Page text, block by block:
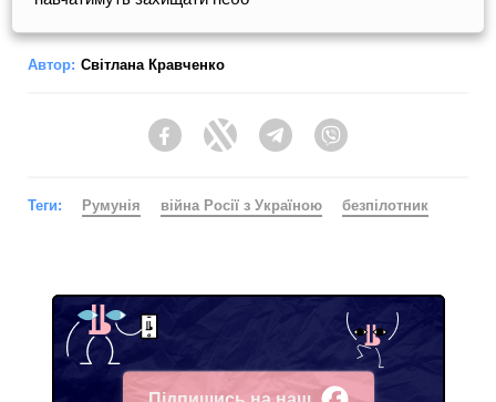
Автор: Світлана Кравченко
FacebookTwitter Telegram
Теги: Румунія війна Росії з Україною безпілотник